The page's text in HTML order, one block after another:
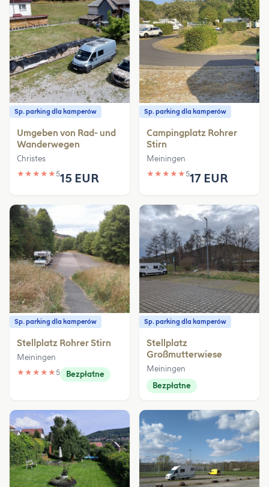
Sp. parking dla kamperów
Umgeben von Rad- und
Wanderwegen
Christes
★ ★ ★ ★ ★515 EUR
Sp. parking dla kamperów
Campingplatz Rohrer
Stirn
Meiningen
★ ★ ★ ★ ★517 EUR
Sp. parking dla kamperów
Stellplatz Rohrer Stirn
Meiningen
★ ★ ★ ★ ★5 Bezpłatne
Sp. parking dla kamperów
Stellplatz
Großmutterwiese
Meiningen
Bezpłatne